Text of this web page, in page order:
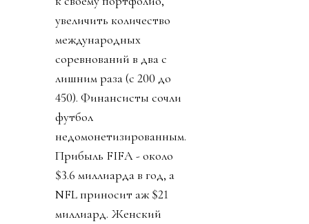
увеличить количество
международных
соревнований в два с
лишним раза (с 200 до
450). Финансисты сочли
футбол
недомонетизированным.
Прибыль FIFA - около
$3.6 миллиарда в год, а
NFL приносит аж $21
миллиард. Женский